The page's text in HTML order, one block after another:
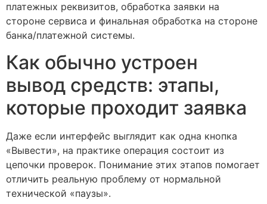
платежных реквизитов, обработка заявки на
стороне сервиса и финальная обработка на стороне
банка/платежной системы.
Как обычно устроен
вывод средств: этапы,
которые проходит заявка
Даже если интерфейс выглядит как одна кнопка
«Вывести», на практике операция состоит из
цепочки проверок. Понимание этих этапов помогает
отличить реальную проблему от нормальной
технической «паузы».